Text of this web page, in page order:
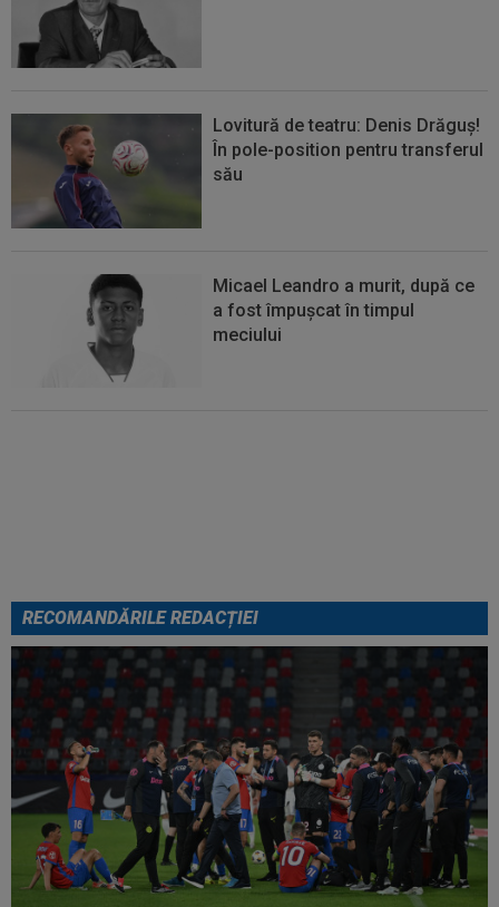
Lovitură de teatru: Denis Drăguș!
În pole-position pentru transferul
său
Micael Leandro a murit, după ce
a fost împușcat în timpul
meciului
RECOMANDĂRILE REDACȚIEI